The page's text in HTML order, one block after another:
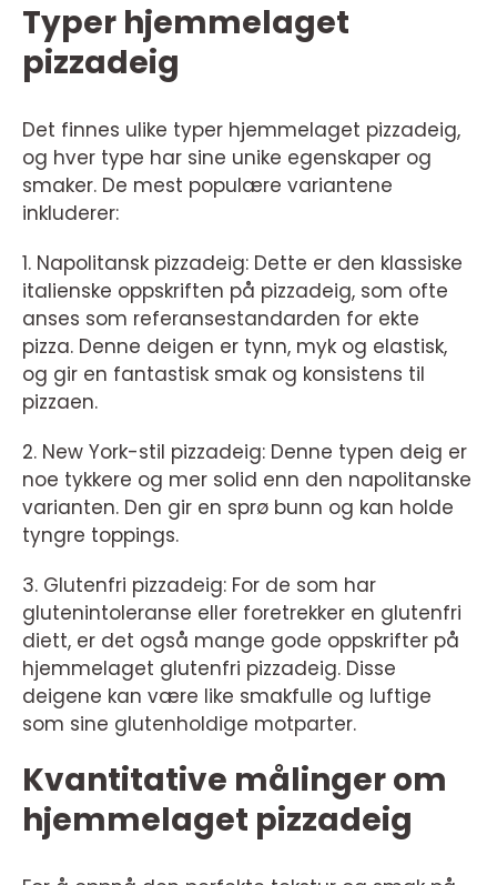
Typer hjemmelaget
pizzadeig
Det finnes ulike typer hjemmelaget pizzadeig,
og hver type har sine unike egenskaper og
smaker. De mest populære variantene
inkluderer:
1. Napolitansk pizzadeig: Dette er den klassiske
italienske oppskriften på pizzadeig, som ofte
anses som referansestandarden for ekte
pizza. Denne deigen er tynn, myk og elastisk,
og gir en fantastisk smak og konsistens til
pizzaen.
2. New York-stil pizzadeig: Denne typen deig er
noe tykkere og mer solid enn den napolitanske
varianten. Den gir en sprø bunn og kan holde
tyngre toppings.
3. Glutenfri pizzadeig: For de som har
glutenintoleranse eller foretrekker en glutenfri
diett, er det også mange gode oppskrifter på
hjemmelaget glutenfri pizzadeig. Disse
deigene kan være like smakfulle og luftige
som sine glutenholdige motparter.
Kvantitative målinger om
hjemmelaget pizzadeig